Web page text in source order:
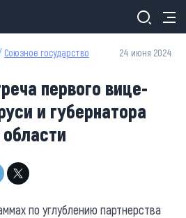
Союзное государство
24 июня 2024
первого вице-
и губернатора
по углублению партнерства